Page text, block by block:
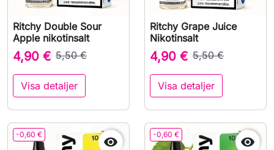
Ritchy Double Sour
Apple nikotinsalt
4,90 € 5,50 €
Visa detaljer
Ritchy Grape Juice
Nikotinsalt
4,90 € 5,50 €
Visa detaljer
-0,60 €  -0,60 € 